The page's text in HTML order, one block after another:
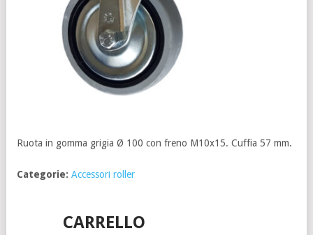
Ruota in gomma grigia Ø 100 con freno M10x15. Cuffia 57 mm.
Categorie: Accessori roller
CARRELLO